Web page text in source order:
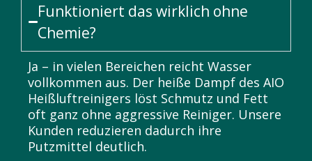
Funktioniert das wirklich ohne
Chemie?
Ja – in vielen Bereichen reicht Wasser
vollkommen aus. Der heiße Dampf des AIO
Heißluftreinigers löst Schmutz und Fett
oft ganz ohne aggressive Reiniger. Unsere
Kunden reduzieren dadurch ihre
Putzmittel deutlich.